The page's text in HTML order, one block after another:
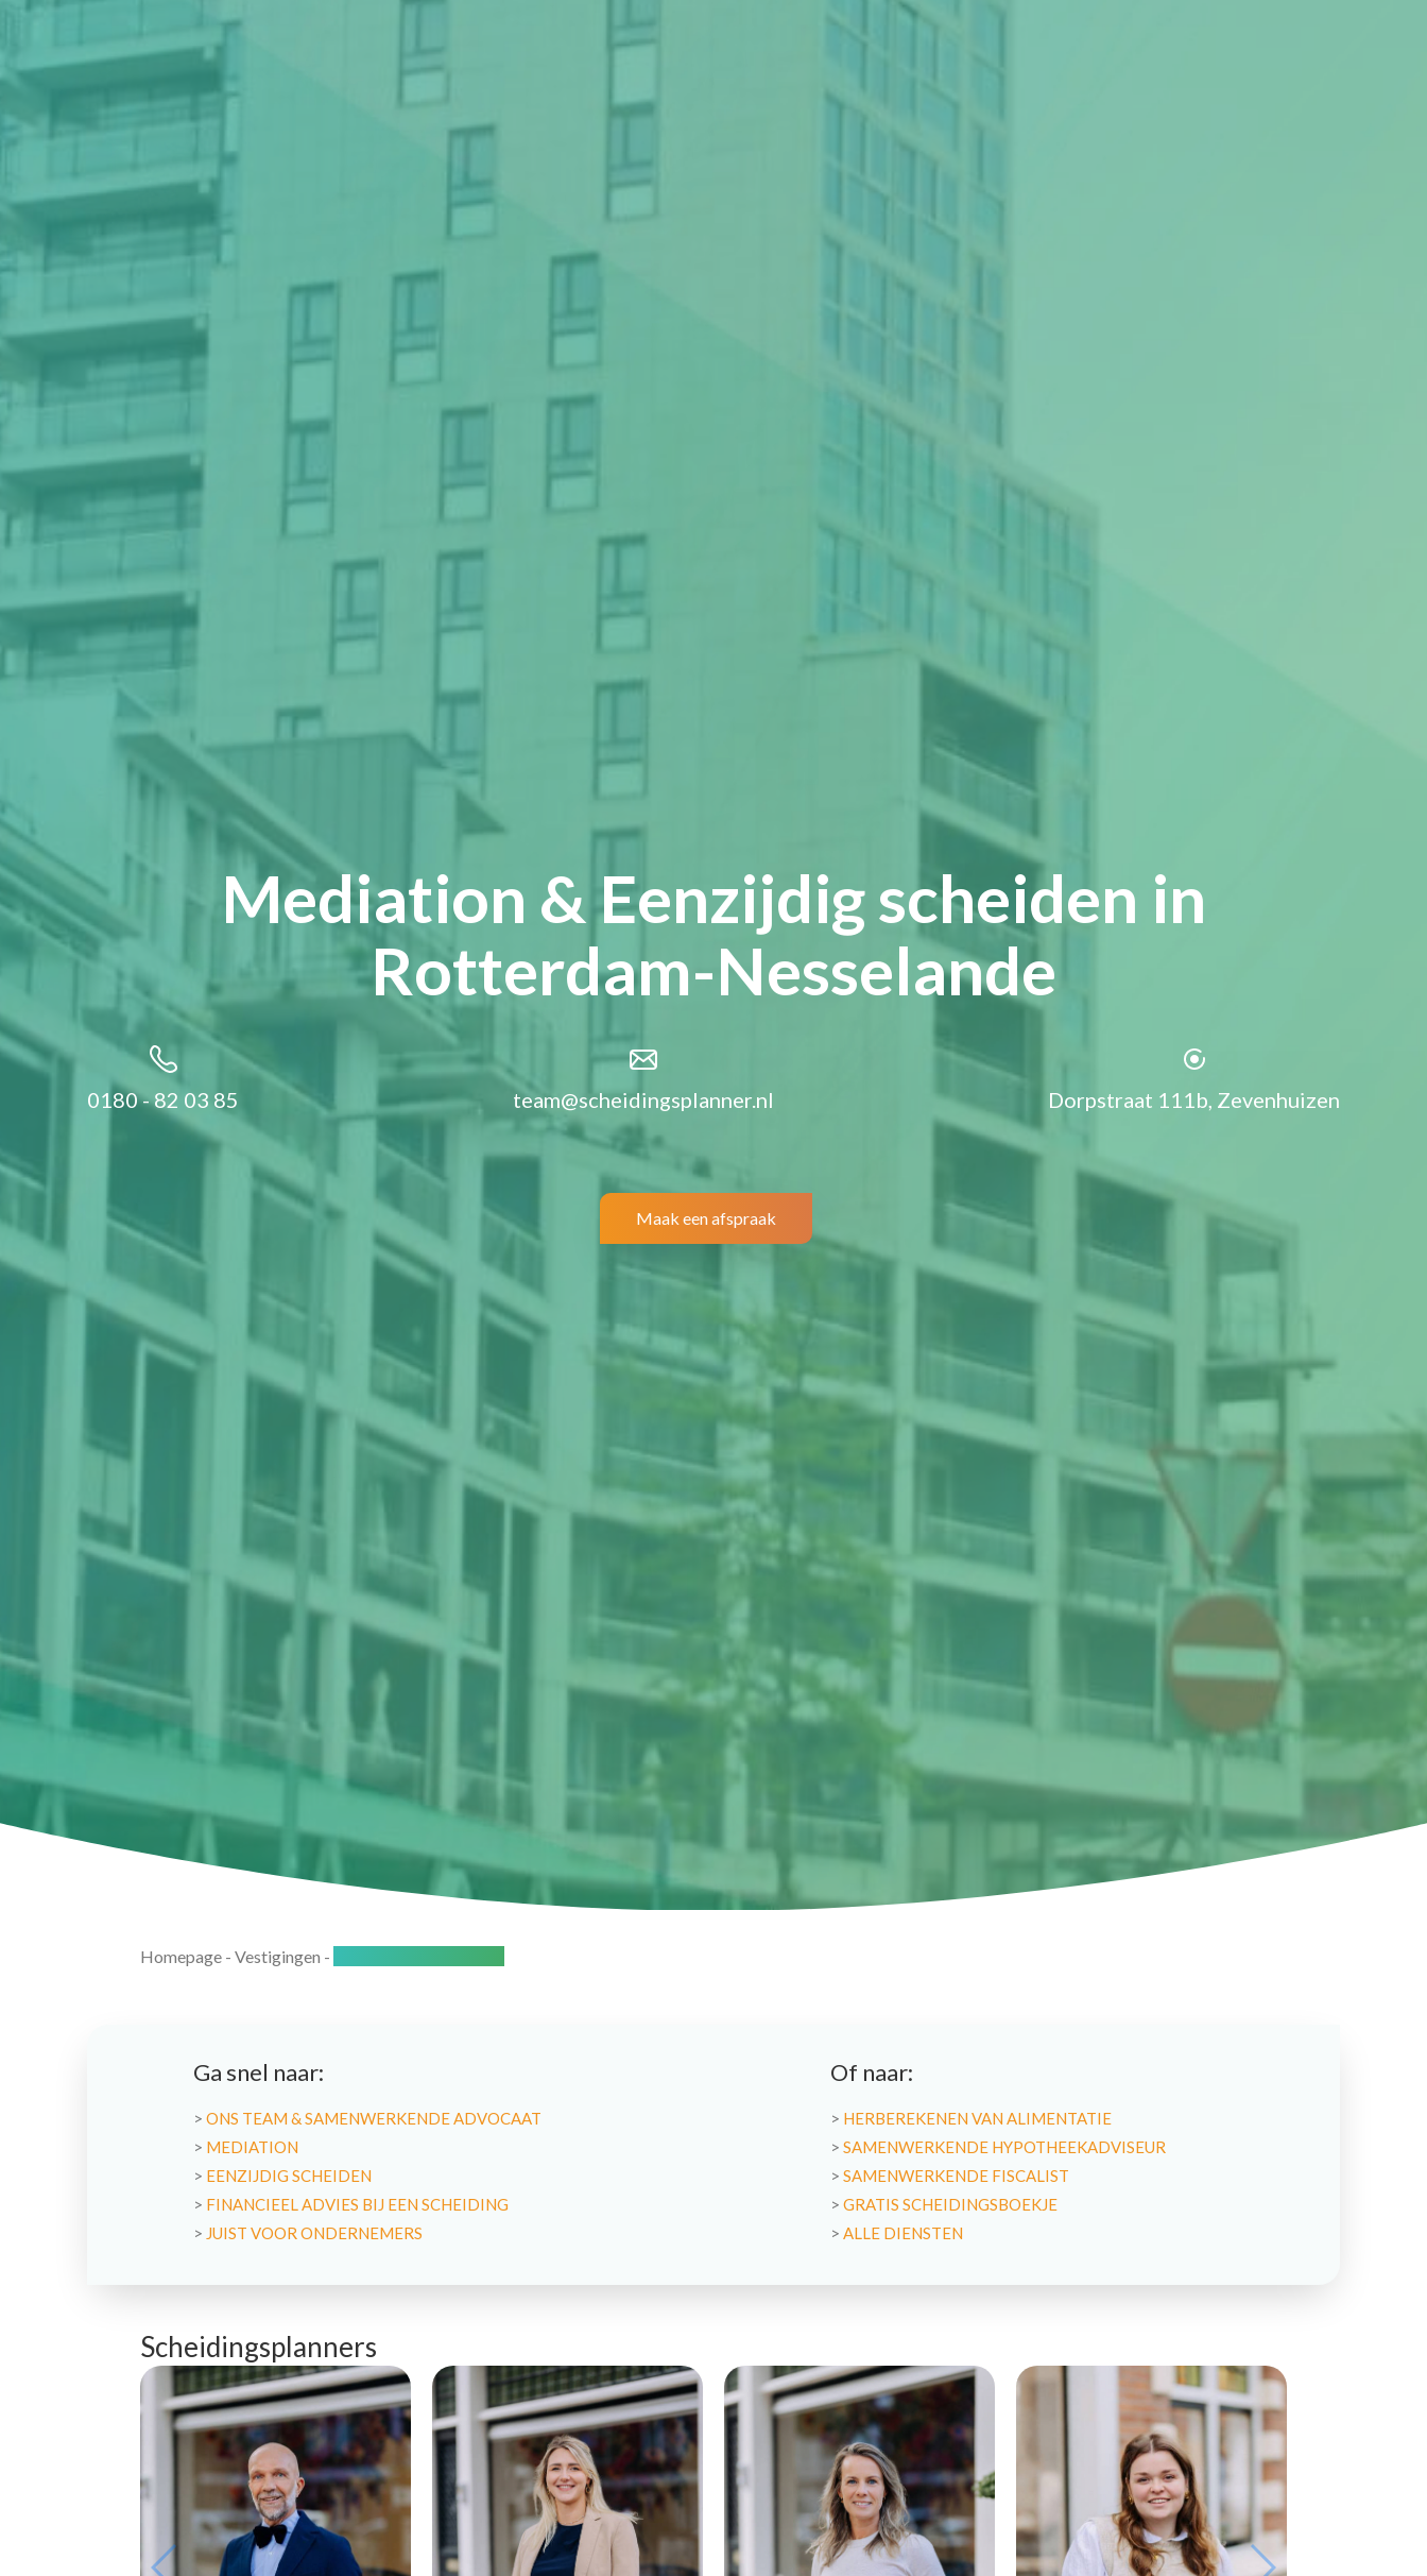
Mediation & Eenzijdig scheiden in
Rotterdam-Nesselande
0180 - 82 03 85 team@scheidingsplanner.nl Dorpstraat 111b, Zevenhuizen
Maak een afspraak
Homepage - Vestigingen -
Ga snel naar:
> ONS TEAM & SAMENWERKENDE ADVOCAAT
> MEDIATION
> EENZIJDIG SCHEIDEN
> FINANCIEEL ADVIES BIJ EEN SCHEIDING
> JUIST VOOR ONDERNEMERS
Of naar:
> HERBEREKENEN VAN ALIMENTATIE
> SAMENWERKENDE HYPOTHEEKADVISEUR
> SAMENWERKENDE FISCALIST
> GRATIS SCHEIDINGSBOEKJE
> ALLE DIENSTEN
Scheidingsplanners